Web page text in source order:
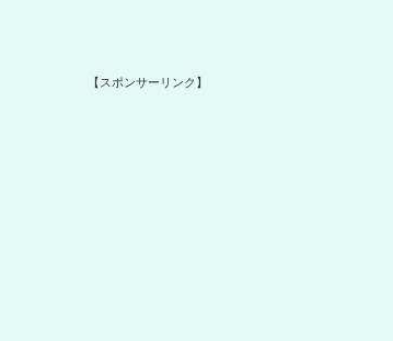
【スポンサーリンク】